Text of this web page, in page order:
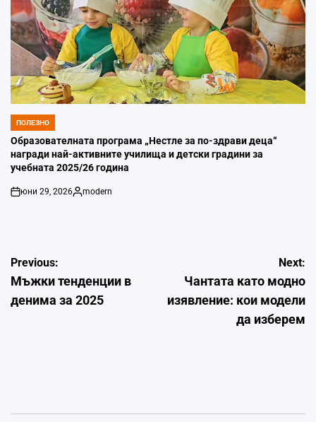
POSTED
IN
ПОЛЕЗНО
Образователната програма „Нестле за по-здрави деца“
награди най-активните училища и детски градини за
учебната 2025/26 година
on
юни 29, 2026
Posted
modern
Навигация
Previous:
Мъжки тенденции в
денима за 2025
Next:
Чантата като модно
изявление: кои модели
да изберем